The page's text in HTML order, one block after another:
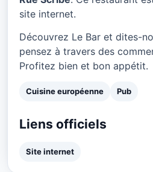
site internet.
Découvrez Le Bar et dites-
pensez à travers des
Profitez bien et bon appétit.
Cuisine européenne Pub
Liens officiels
Site internet